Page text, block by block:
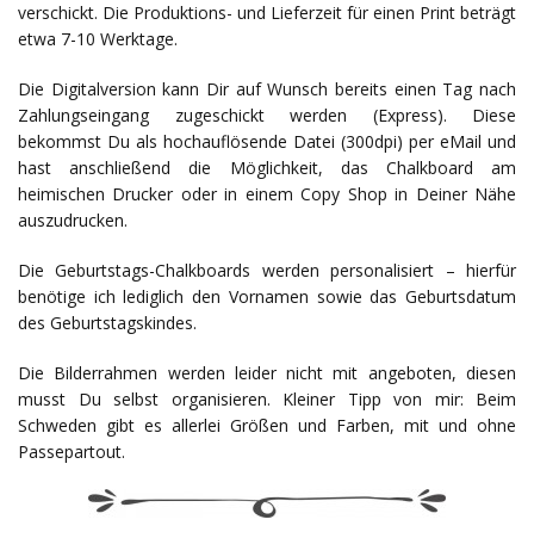
verschickt. Die Produktions- und Lieferzeit für einen Print beträgt
etwa 7-10 Werktage.
Die Digitalversion kann Dir auf Wunsch bereits einen Tag nach
Zahlungseingang zugeschickt werden (Express). Diese
bekommst Du als hochauflösende Datei (300dpi) per eMail und
hast anschließend die Möglichkeit, das Chalkboard am
heimischen Drucker oder in einem Copy Shop in Deiner Nähe
auszudrucken.
Die Geburtstags-Chalkboards werden personalisiert – hierfür
benötige ich lediglich den Vornamen sowie das Geburtsdatum
des Geburtstagskindes.
Die Bilderrahmen werden leider nicht mit angeboten, diesen
musst Du selbst organisieren. Kleiner Tipp von mir: Beim
Schweden gibt es allerlei Größen und Farben, mit und ohne
Passepartout.